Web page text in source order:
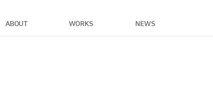
ABOUT WORKS NEWS